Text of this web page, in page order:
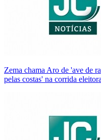
Zema chama Aro de 'ave de
pelas costas' na corrida